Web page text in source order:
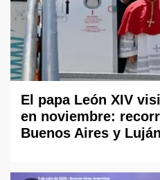
El papa León XIV
en noviembre:
Buenos Aires y Luján